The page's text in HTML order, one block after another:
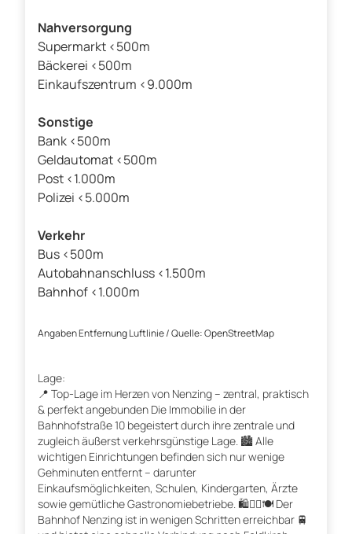
Nahversorgung
Supermarkt <500m
Bäckerei <500m
Einkaufszentrum <9.000m
Sonstige
Bank <500m
Geldautomat <500m
Post <1.000m
Polizei <5.000m
Verkehr
Bus <500m
Autobahnanschluss <1.500m
Bahnhof <1.000m
Angaben Entfernung Luftlinie / Quelle: OpenStreetMap
Lage:
📍 Top-Lage im Herzen von Nenzing – zentral, praktisch
& perfekt angebunden Die Immobilie in der
Bahnhofstraße 10 begeistert durch ihre zentrale und
zugleich äußerst verkehrsgünstige Lage. 🏙️ Alle
wichtigen Einrichtungen befinden sich nur wenige
Gehminuten entfernt – darunter
Einkaufsmöglichkeiten, Schulen, Kindergarten, Ärzte
sowie gemütliche Gastronomiebetriebe. 🛍️👨‍⚕️🍽️ Der
Bahnhof Nenzing ist in wenigen Schritten erreichbar 🚆